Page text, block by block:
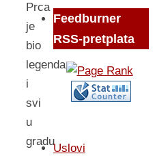
Prca
je
bio
legenda
i
svi
u
gradu
Feedburner
RSS-pretplata
Uslovi